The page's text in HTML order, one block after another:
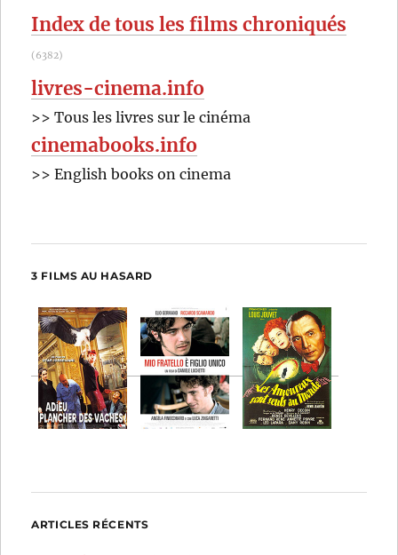
Index de tous les films chroniqués
(6382)
livres-cinema.info
>> Tous les livres sur le cinéma
cinemabooks.info
>> English books on cinema
3 FILMS AU HASARD
ARTICLES RÉCENTS